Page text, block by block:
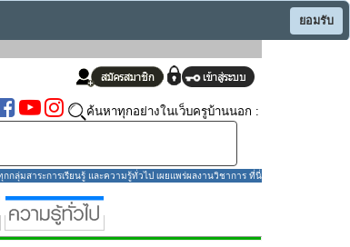
ยอมรับ
ค้นหาทุกอย่างในเว็บครูบ้านนอก :
ลุ่มสาระการเรียนรู้ และความรู้ทั่วไป เผยแพร่ผลงานวิชาการ ที่นี่